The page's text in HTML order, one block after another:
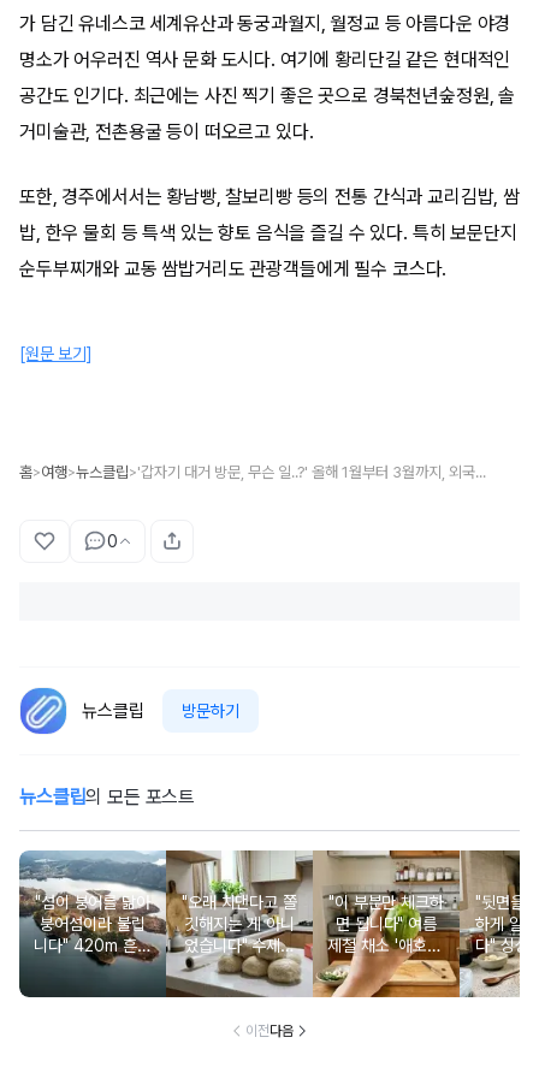
가 담긴 유네스코 세계유산과 동궁과월지, 월정교 등 아름다운 야경
명소가 어우러진 역사 문화 도시다. 여기에 황리단길 같은 현대적인
공간도 인기다. 최근에는 사진 찍기 좋은 곳으로 경북천년숲정원, 솔
거미술관, 전촌용굴 등이 떠오르고 있다.
또한, 경주에서서는 황남빵, 찰보리빵 등의 전통 간식과 교리김밥, 쌈
밥, 한우 물회 등 특색 있는 향토 음식을 즐길 수 있다. 특히 보문단지
순두부찌개와 교동 쌈밥거리도 관광객들에게 필수 코스다.
[원문 보기]
홈>여행>뉴스클립> '갑자기 대거 방문, 무슨 일..?' 올해 1월부터 3월까지, 외국인 관광객 무려 '24만 명' 다녀간 우리나라 지역
0
뉴스클립 방문하기
뉴스클립의 모든 포스트
"섬이 붕어를 닮아
붕어섬이라 불립
니다" 420m 흔들
다리를 반드시 건
"오래 치댄다고 쫄
깃해지는 게 아니
었습니다" 수제비
밀가루 반죽을 식
당처럼 쫄깃하게
"이 부분만 체크하
면 됩니다" 여름
제철 채소 '애호박'
고르는 방법
"뒷면을
하게 알
다" 싱싱
한눈에
림 노
이전다음